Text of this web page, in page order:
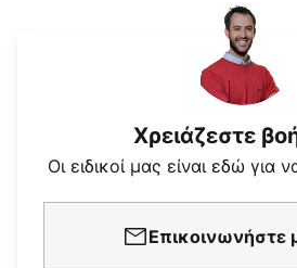
Χρειάζεστε
Οι ειδικοί μας είναι εδώ για
Επικοινωνήστε